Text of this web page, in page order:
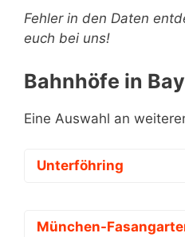
Fehler in den Daten
euch bei uns!
Bahnhöfe in
Eine Auswahl an
Unterföhring
München-